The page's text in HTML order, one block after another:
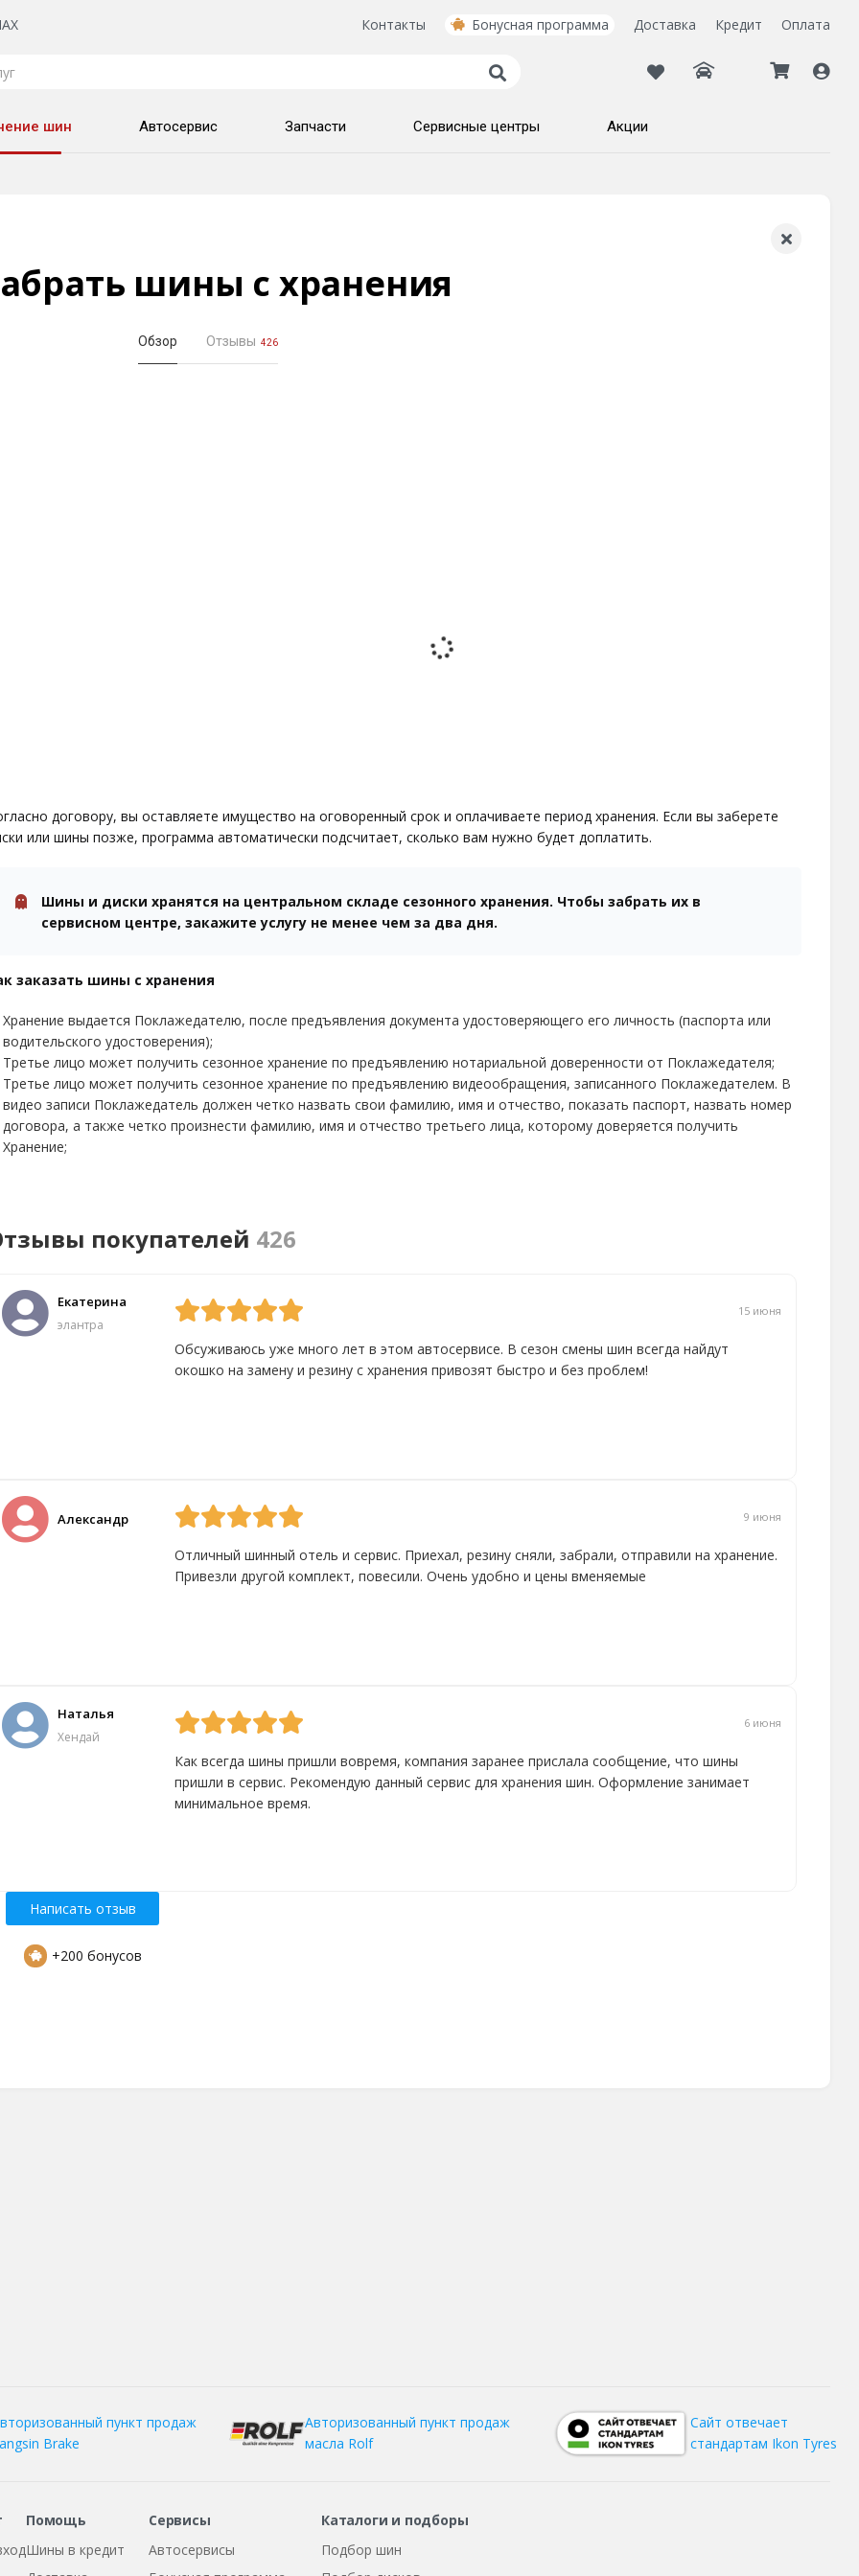
Контакты Бонусная программа Доставка Кредит Оплата
шин Автосервис Запчасти Сервисные центры Акции
шины с хранения
Обзор Отзывы 426
договору, вы оставляете имущество на оговоренный срок и оплачиваете период хранения. Если вы заберете
или шины позже, программа автоматически подсчитает, сколько вам нужно будет доплатить.
Шины и диски хранятся на центральном складе сезонного хранения. Чтобы забрать их в
сервисном центре, закажите услугу не менее чем за два дня.
заказать шины с хранения
Хранение выдается Поклажедателю, после предъявления документа удостоверяющего его личность (паспорта или
водительского удостоверения);
Третье лицо может получить сезонное хранение по предъявлению нотариальной доверенности от Поклажедателя;
Третье лицо может получить сезонное хранение по предъявлению видеообращения, записанного Поклажедателем. В
видео записи Поклажедатель должен четко назвать свои фамилию, имя и отчество, показать паспорт, назвать номер
договора, а также четко произнести фамилию, имя и отчество третьего лица, которому доверяется получить
Хранение;
покупателей 426
Екатерина
элантра
15 июня
Обсуживаюсь уже много лет в этом автосервисе. В сезон смены шин всегда найдут
окошко на замену и резину с хранения привозят быстро и без проблем!
Александр 9 июня
Отличный шинный отель и сервис. Приехал, резину сняли, забрали, отправили на хранение.
Привезли другой комплект, повесили. Очень удобно и цены вменяемые
Наталья
Хендай
6 июня
Как всегда шины пришли вовремя, компания заранее прислала сообщение, что шины
пришли в сервис. Рекомендую данный сервис для хранения шин. Оформление занимает
минимальное время.
Написать отзыв
+200 бонусов
пункт продаж
Brake
Авторизованный пункт продаж
масла Rolf
Сайт отвечает
стандартам Ikon Tyres
Помощь
Шины в кредит
Сервисы
Автосервисы
Каталоги и подборы
Подбор шин